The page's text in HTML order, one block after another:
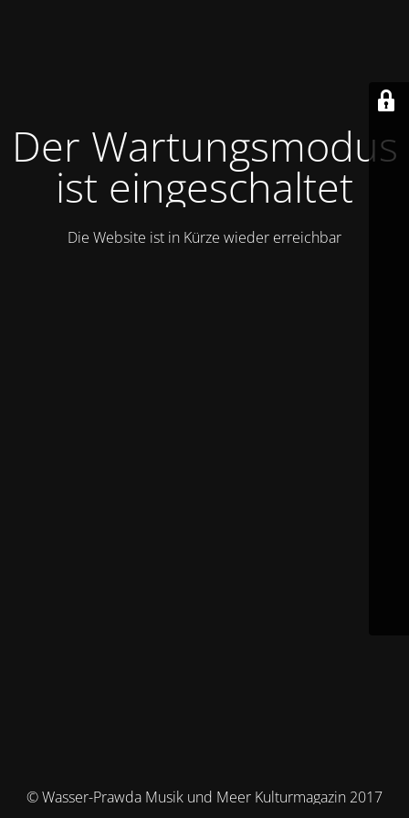
Der Wartungsmodus
ist eingeschaltet
Die Website ist in Kürze wieder erreichbar
© Wasser-Prawda Musik und Meer Kulturmagazin 2017